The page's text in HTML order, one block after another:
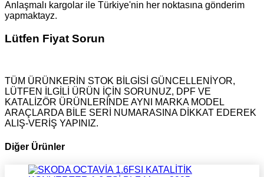
Anlaşmalı kargolar ile Türkiye'nin her noktasına gönderim
yapmaktayz.
Lütfen Fiyat Sorun
TÜM ÜRÜNKERİN STOK BİLGİSİ GÜNCELLENİYOR,
LÜTFEN İLGİLİ ÜRÜN İÇİN SORUNUZ, DPF VE
KATALİZÖR ÜRÜNLERİNDE AYNI MARKA MODEL
ARAÇLARDA BİLE SERİ NUMARASINA DİKKAT EDEREK
ALIŞ-VERİŞ YAPINIZ.
Diğer Ürünler